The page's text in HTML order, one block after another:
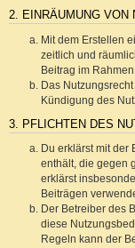
2. EINRÄUMUNG VON
Mit dem Erstellen
zeitlich und
Beitrag im
Das
Kündigung des
3. PFLICHTEN DES
Du erklärst mit der
enthält, die gegen
erklärst
Beiträgen
Der Betreiber des
diese
Regeln kann der